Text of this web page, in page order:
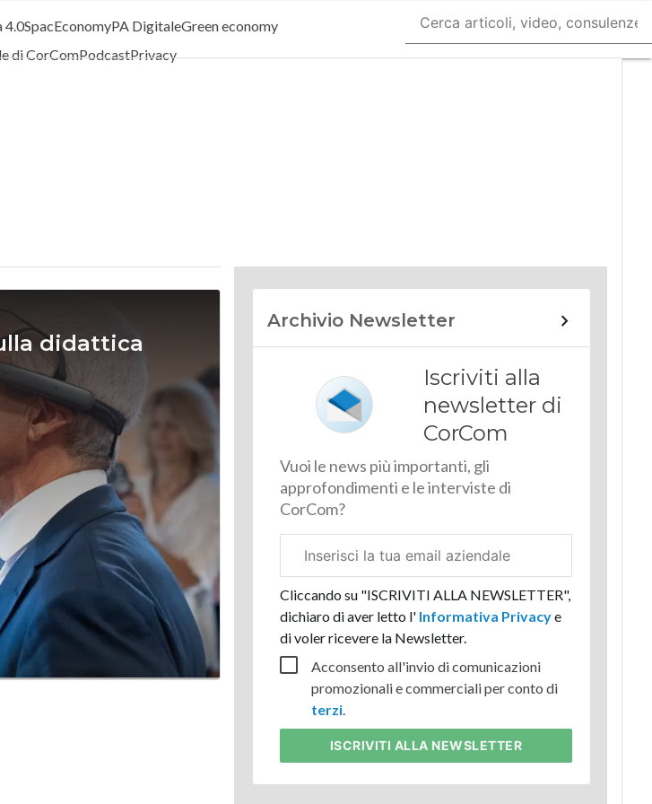
4.0SpacEconomyPA DigitaleGreen economy
di CorComPodcastPrivacy
didattica
Archivio Newsletter
Iscriviti alla
newsletter di
CorCom
Vuoi le news più importanti, gli
approfondimenti e le interviste di
CorCom?
aziendale
Cliccando su "ISCRIVITI ALLA NEWSLETTER",
dichiaro di aver letto l'Informativa Privacye
di voler ricevere la Newsletter.
Acconsento all'invio di comunicazioni
promozionali e commerciali per conto di
terzi.
ISCRIVITI ALLA NEWSLETTER